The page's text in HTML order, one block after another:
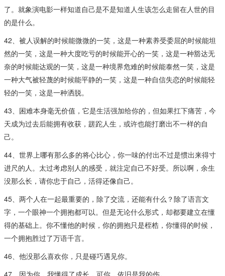
了。就象演电影一样知道自己是不是知道人生该怎么走留在人世的目
的是什么。
42、被人误解的时候能微微的一笑，这是一种素养受委屈的时候能坦
然的一笑，这是一种大度吃亏的时候能开心的一笑，这是一种豁达无
奈的时候能达观的一笑，这是一种境界危难的时候能泰然一笑，这是
一种大气被轻蔑的时候能平静的一笑，这是一种自信失恋的时候能轻
轻的一笑，这是一种洒脱。
43、困难本身毫无价值，它是生活强加给你的，但如果扛下痛苦，今
天成为过去后能拥有收获，蹉跎人生，或许也能打磨出不一样的自
己。
44、世界上哪有那么多的将心比心，你一味的付出不过是惯出来得寸
进尺的人。太过考虑别人的感受，就注定自己不好受。所以啊，余生
没那么长，请你忠于自己，活得还像自己。
45、两个人在一起最重要的，除了交流，还能有什么？除了语言文
字，一个眼神一个拥抱都可以。但是无论什么形式，却都要建立在懂
得的基础上。你不懂他的时候，你的拥抱只是桎梏，你懂得的时候，
一个拥抱胜过了万语千言。
46、他没那么喜欢你，只是碰巧遇见你。
47、因为你，我懂得了成长，可你，依旧是我的伤。